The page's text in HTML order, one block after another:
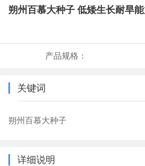
朔州百慕大种子 低矮生长耐旱
产品规格：
关键词
朔州百慕大种子
详细说明